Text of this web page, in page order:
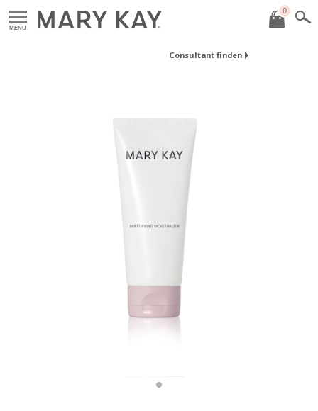
MENU
0
Consultant finden